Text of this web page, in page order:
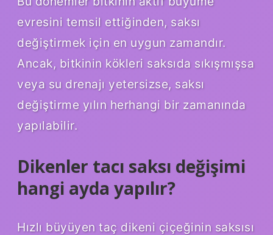
evresini temsil ettiğinden, saksı
değiştirmek için en uygun zamandır.
Ancak, bitkinin kökleri saksıda sıkışmışsa
veya su drenajı yetersizse, saksı
değiştirme yılın herhangi bir zamanında
yapılabilir.
Dikenler tacı saksı değişimi
hangi ayda yapılır?
Hızlı büyüyen taç dikeni çiçeğinin saksısı